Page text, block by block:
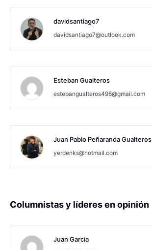
davidsantiago7
davidsantiago7@outlook.com
Esteban Gualteros
estebangualteros498@gmail.com
Juan Pablo Peñaranda Gualteros
yerdenks@hotmail.com
Columnistas y líderes en opinión
Juan García